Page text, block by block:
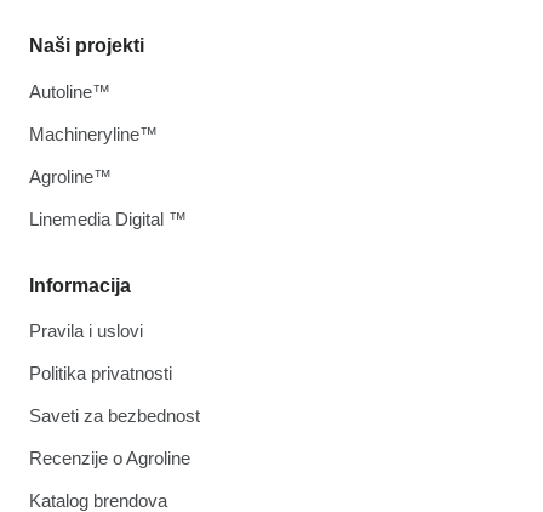
Informacija
Pravila i uslovi
Politika privatnosti
Saveti za bezbednost
Recenzije o Agroline
Katalog brendova
Naši projekti
Autoline™
Machineryline™
Agroline™
Linemedia Digital ™